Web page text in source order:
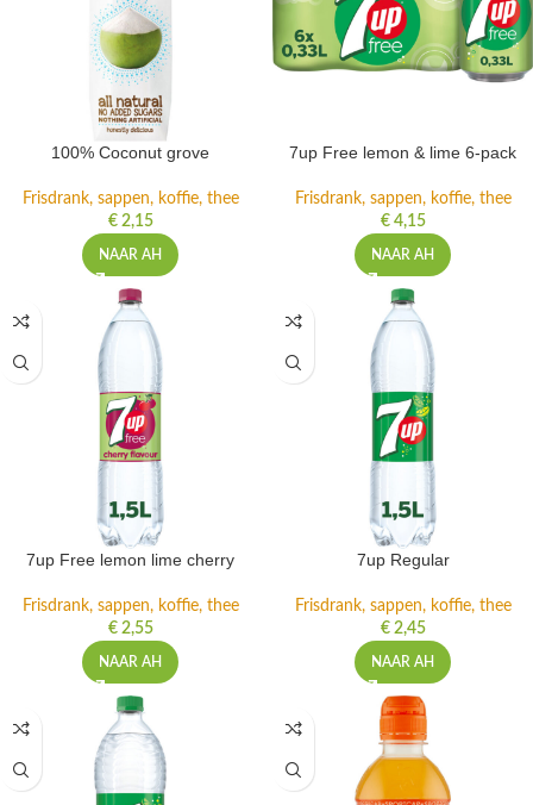
100% Coconut grove
Frisdrank, sappen, koffie, thee
€2,15
NAAR AH
7up Free lemon & lime 6-pack
Frisdrank, sappen, koffie, thee
€4,15
NAAR AH
7up Free lemon lime cherry
Frisdrank, sappen, koffie, thee
€2,55
NAAR AH
7up Regular
Frisdrank, sappen, koffie, thee
€2,45
NAAR AH